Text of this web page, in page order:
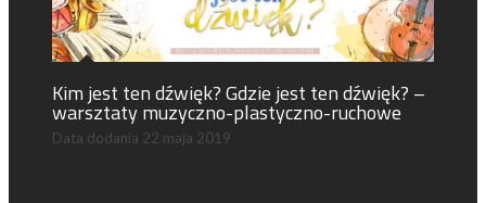
Kim jest ten dźwięk? Gdzie jest ten dźwięk? –
warsztaty muzyczno-plastyczno-ruchowe
Data dodania 22 maja 2019